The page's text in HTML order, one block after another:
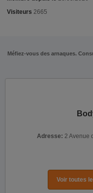
Visiteurs 2665
Méfiez-vous des arnaques.
Adresse: 2 Avenue
Voir toutes